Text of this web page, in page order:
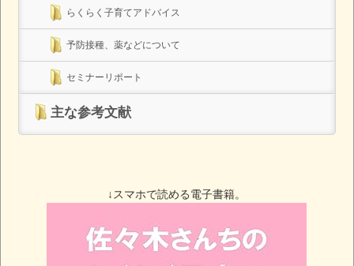
らくらく子育てアドバイス
予防接種、薬などについて
セミナーリポート
主な参考文献
↓スマホで読める電子書籍。